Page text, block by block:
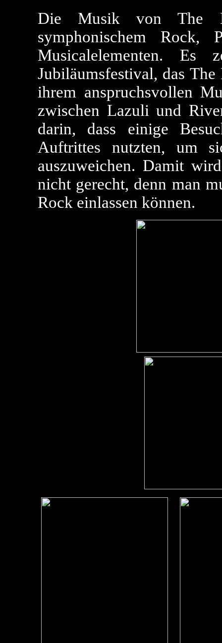
Die Musik von The
symphonischem Rock,
Musicalelementen.
Jubiläumsfestival, das
ihrem anspruchsvollen
zwischen Lazuli und
darin, dass einige
Auftrittes nutzten, um
auszuweichen. Damit
nicht gerecht, denn man
Rock einlassen können.